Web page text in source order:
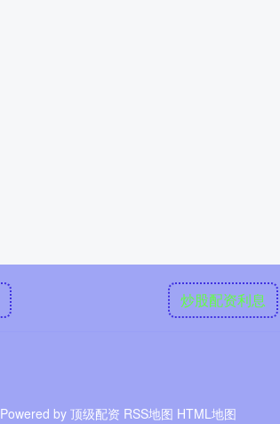
炒股配资利息
Powered by 顶级配资 RSS地图 HTML地图